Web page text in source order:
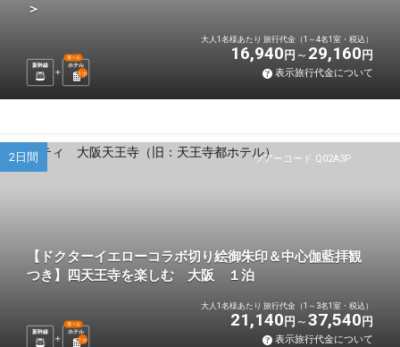
＞
新幹線 ホテル
選べる
1 泊
大人1名様あたり 旅行代金（1～4名1室・税込）
16,940 円 29,160 円
表示旅行代金について
ツアーコード Q02A3P
2日間
【ドクターイエローコラボ切り絵御朱印＆中心伽藍拝観
つき】四天王寺を楽しむ 大阪 １泊
新幹線 ホテル
選べる
1 泊
大人1名様あたり 旅行代金（1～3名1室・税込）
21,140 円 37,540 円
表示旅行代金について